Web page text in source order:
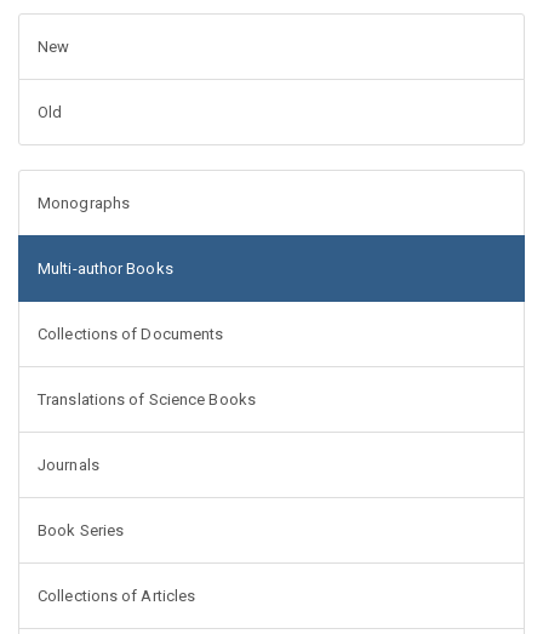
New
Old
Monographs
Multi-author Books
Collections of Documents
Translations of Science Books
Journals
Book Series
Collections of Articles